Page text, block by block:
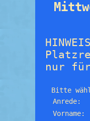
nur
Bitte
Anrede:
Vorname: